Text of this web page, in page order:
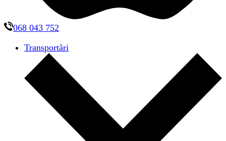
068 043 752
Transportări